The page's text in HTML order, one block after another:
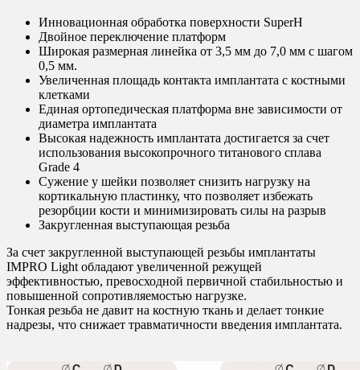
Инновационная обработка поверхности SuperH
Двойное переключение платформ
Широкая размерная линейка от 3,5 мм до 7,0 мм с шагом
0,5 мм.
Увеличенная площадь контакта имплантата с костными
клетками
Единая ортопедическая платформа вне зависимости от
диаметра имплантата
Высокая надежность имплантата достигается за счет
использования высокопрочного титанового сплава
Grade 4
Сужение у шейки позволяет снизить нагрузку на
кортикальную пластинку, что позволяет избежать
резорбции кости и минимизировать силы на разрыв
Закругленная выступающая резьба
За счет закругленной выступающей резьбы имплантаты
IMPRO Light обладают увеличенной режущей
эффективностью, превосходной первичной стабильностью и
повышенной сопротивляемостью нагрузке.
Тонкая резьба не давит на костную ткань и делает тонкие
надрезы, что снижает травматичности введения имплантата.